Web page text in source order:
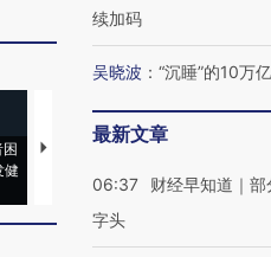
健
视线｜HYROX的吸金
心“花钱找虐”？
毒品
续加码
吴晓波 ： “沉睡”的10万
最新文章
06:37
财经早知道｜
字头